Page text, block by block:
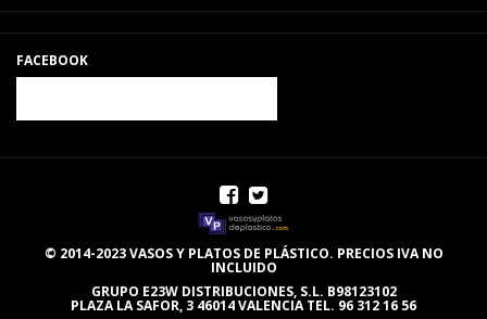
FACEBOOK
© 2014-2023 VASOS Y PLATOS DE PLÁSTICO. PRECIOS IVA NO
INCLUIDO
GRUPO E23W DISTRIBUCIONES, S.L. B98123102
PLAZA LA SAFOR, 3 46014 VALENCIA TEL. 96 312 16 56